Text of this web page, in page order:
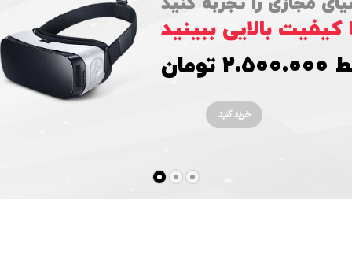
بالایی ببینید
خرید کنید